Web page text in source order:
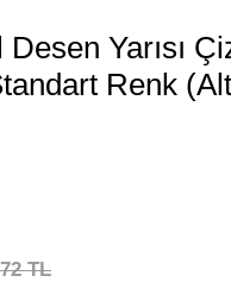
Desen Yarısı
Renk
TL